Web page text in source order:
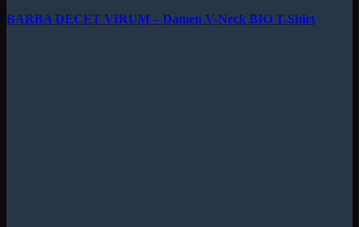
BARBA DECET VIRUM – Damen V-Neck BIO T-Shirt